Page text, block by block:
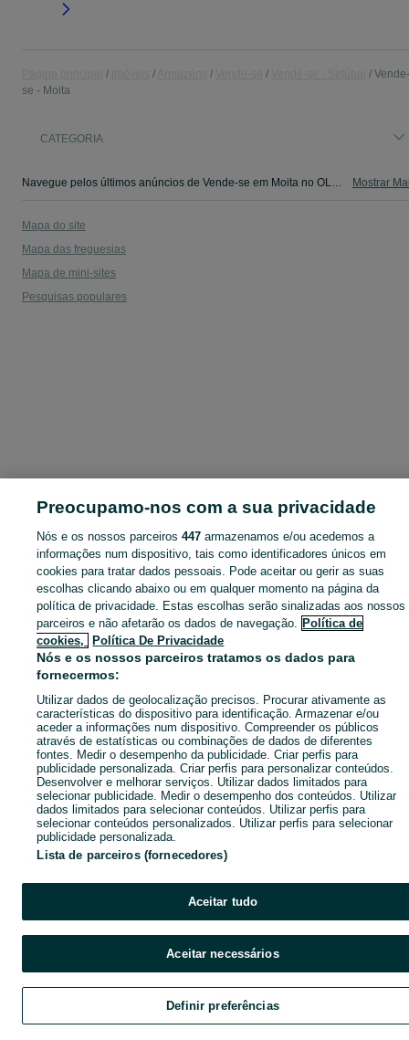
Vende-
se - Moita
CATEGORIA
Navegue pelos últimos anúncios de Vende-se em Moita no OLX Portugal. Compre e venda produtos locais com facilidade e segurança. Mostrar
Mapa do site
Mapa das freguesias
Mapa de mini-sites
Pesquisas populares
Explorar Favoritos Vender Chat
Preocupamo-nos com a sua privacidade
Nós e os nossos parceiros447 armazenamos e/ou acedemos a
informações num dispositivo, tais como identificadores únicos em
cookies para tratar dados pessoais. Pode aceitar ou gerir as suas
escolhas clicando abaixo ou em qualquer momento na página da
política de privacidade. Estas escolhas serão sinalizadas aos nossos
parceiros e não afetarão os dados de navegação. Política de
cookies,
Política De Privacidade
Nós e os nossos parceiros tratamos os dados para
fornecermos:
Utilizar dados de geolocalização precisos. Procurar ativamente as
características do dispositivo para identificação. Armazenar e/ou
aceder a informações num dispositivo. Compreender os públicos
através de estatísticas ou combinações de dados de diferentes
fontes. Medir o desempenho da publicidade. Criar perfis para
publicidade personalizada. Criar perfis para personalizar conteúdos.
Desenvolver e melhorar serviços. Utilizar dados limitados para
selecionar publicidade. Medir o desempenho dos conteúdos. Utilizar
dados limitados para selecionar conteúdos. Utilizar perfis para
selecionar conteúdos personalizados. Utilizar perfis para selecionar
publicidade personalizada.
Lista de parceiros (fornecedores)
Aceitar tudo
Aceitar necessários
Definir preferências